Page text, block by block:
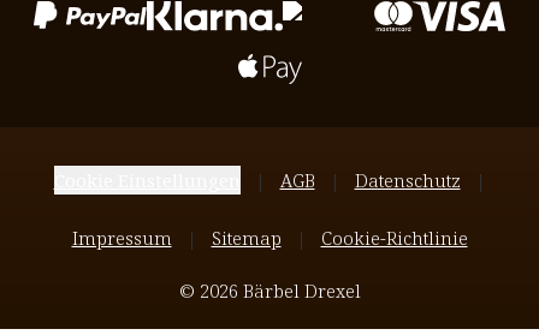
AGB Datenschutz
Impressum Sitemap Cookie-Richtlinie
© 2026 Bärbel Drexel